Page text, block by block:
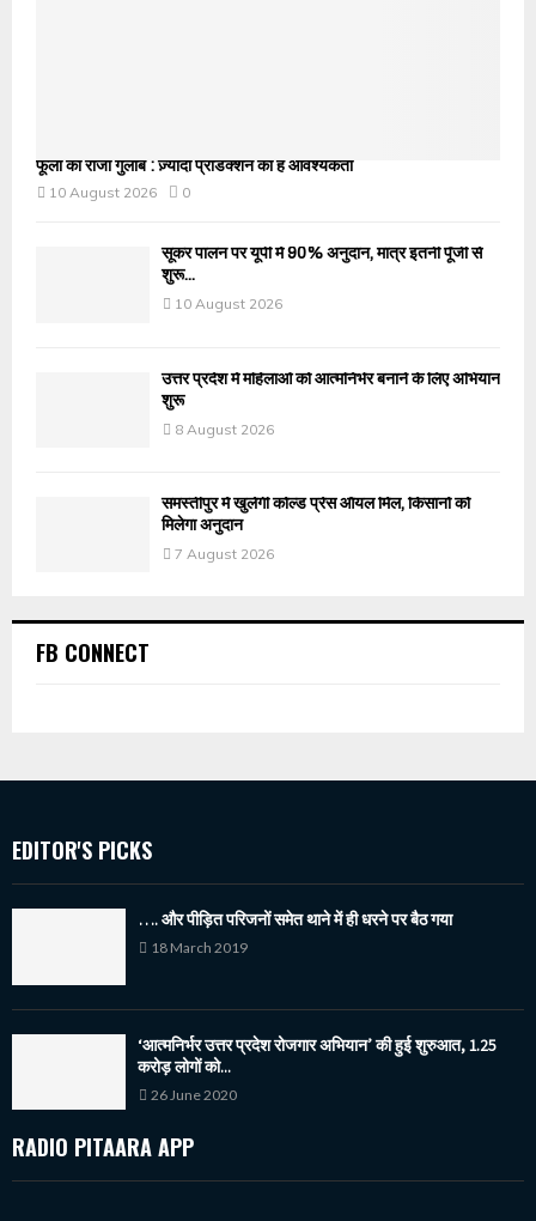
फूलों का राजा गुलाब : ज़्यादा प्रोडक्शन की है आवश्यकता
10 August 2026
0
सूकर पालन पर यूपी में 90% अनुदान, मात्र इतनी पूँजी से
शुरू...
10 August 2026
उत्तर प्रदेश में महिलाओं को आत्मनिर्भर बनाने के लिए अभियान
शुरू
8 August 2026
समस्तीपुर में खुलेगी कोल्ड प्रेस ऑयल मिल, किसानों को
मिलेगा अनुदान
7 August 2026
FB CONNECT
EDITOR'S PICKS
…. और पीड़ित परिजनों समेत थाने में ही धरने पर बैठ गया
18 March 2019
‘आत्मनिर्भर उत्तर प्रदेश रोजगार अभियान’ की हुई शुरुआत, 1.25
करोड़ लोगों को...
26 June 2020
RADIO PITAARA APP